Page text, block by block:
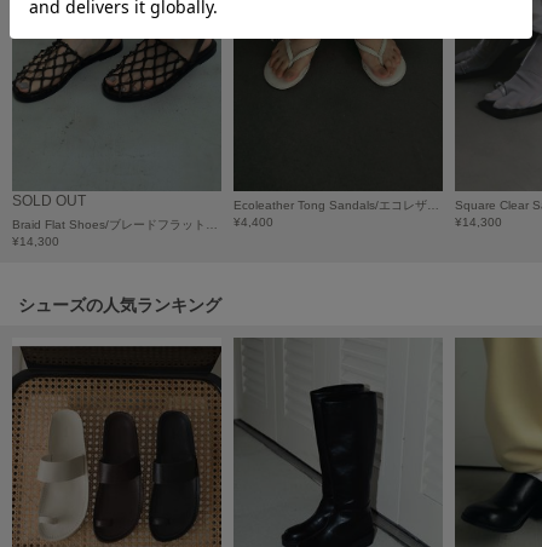
Henon.
HUNTER
ハンター
LAATO
ラート
le
ル
le coq sportif
ルコックスポルティフ
SOLD OUT
¥14,300
¥4,400
¥14,300
シューズの人気ランキング